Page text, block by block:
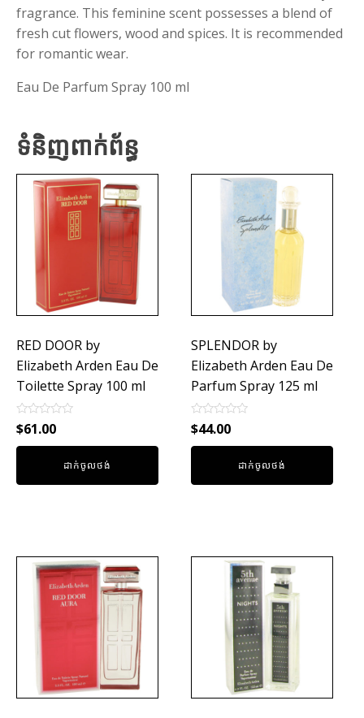
fragrance. This feminine scent possesses a blend of
fresh cut flowers, wood and spices. It is recommended
for romantic wear.
Eau De Parfum Spray 100 ml
ទំនិញពាក់ព័ន្ធ
RED DOOR by
Elizabeth Arden Eau De
Toilette Spray 100 ml
Rated
0
out
$61.00
ដាក់ចូលថង់
SPLENDOR by
Elizabeth Arden Eau De
Parfum Spray 125 ml
Rated
0
out
$44.00
ដាក់ចូលថង់